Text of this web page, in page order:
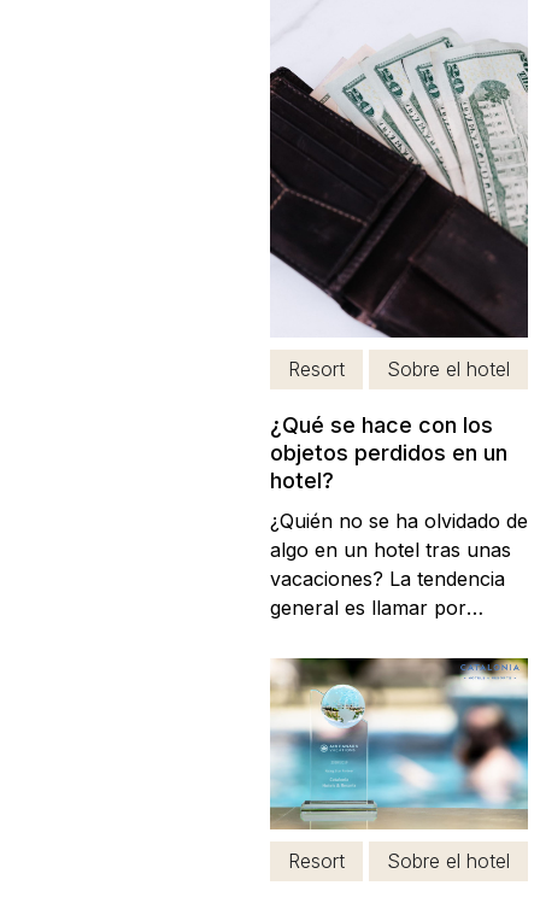
se cumplieron 27 requisitos
que abarcan limpieza,
servicio, seguridad y
comodidad; un ejemplo...
Resort Sobre el hotel
¿Qué se hace con los
objetos perdidos en un
hotel?
¿Quién no se ha olvidado de
algo en un hotel tras unas
vacaciones? La tendencia
general es llamar por
acerca del objeto que te
has olvidado y tratar de
encontrar una solución
para recuperarlo lo antes
posible. Pero, ¿y si nos
damos cuenta al cabo de
varios días? Para saber
cómo...
Resort Sobre el hotel